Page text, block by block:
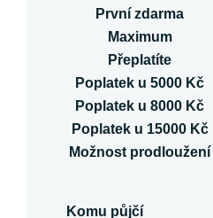
První zdarma
Maximum
Přeplatíte
Poplatek u 5000 Kč
Poplatek u 8000 Kč
Poplatek u 15000 Kč
Možnost prodloužení
Komu půjčí